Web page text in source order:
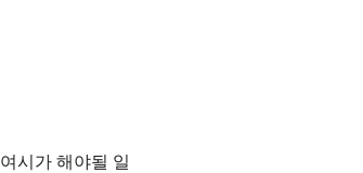
여시가 해야될 일